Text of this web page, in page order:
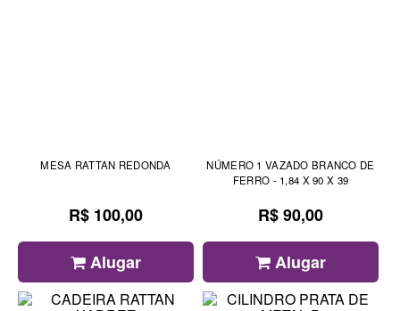
MESA RATTAN REDONDA
R$ 100,00
Alugar
NÚMERO 1 VAZADO BRANCO DE
FERRO - 1,84 X 90 X 39
R$ 90,00
Alugar